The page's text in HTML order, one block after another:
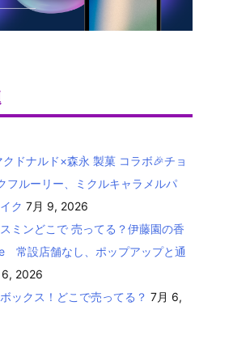
ドナルド×森永 製菓 コラボ🎉チョ
フルーリー、ミクルキャラメルパ
ク 7月 9, 2026
ミンどこで 売ってる？伊藤園の香
常設店舗なし、ポップアップと通
2026
ックス！どこで売ってる？ 7月 6,